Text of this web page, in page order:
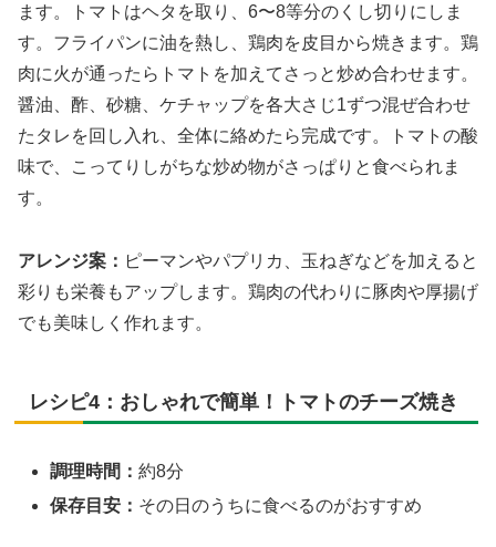
ます。トマトはヘタを取り、6〜8等分のくし切りにしま
す。フライパンに油を熱し、鶏肉を皮目から焼きます。鶏
肉に火が通ったらトマトを加えてさっと炒め合わせます。
醤油、酢、砂糖、ケチャップを各大さじ1ずつ混ぜ合わせ
たタレを回し入れ、全体に絡めたら完成です。トマトの酸
味で、こってりしがちな炒め物がさっぱりと食べられま
す。
アレンジ案： ピーマンやパプリカ、玉ねぎなどを加えると
彩りも栄養もアップします。鶏肉の代わりに豚肉や厚揚げ
でも美味しく作れます。
レシピ4：おしゃれで簡単！トマトのチーズ焼き
調理時間：約8分
保存目安： その日のうちに食べるのがおすすめ